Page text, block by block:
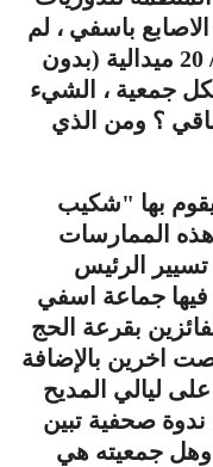
باسفي ، لم
يتعدى : 01 كرة /10 بدل رياضية/ 20 ميدالية (بدون
فقط لكل جمعية ، الشيء
؟ ومن الذي
بها "شكيب
الممارسات
الرئيس
جماعة اسفي
بقرعة الحج
اخرين بالإضافة
ليالي المديح
صحفية تبين
وهل جمعيته هي